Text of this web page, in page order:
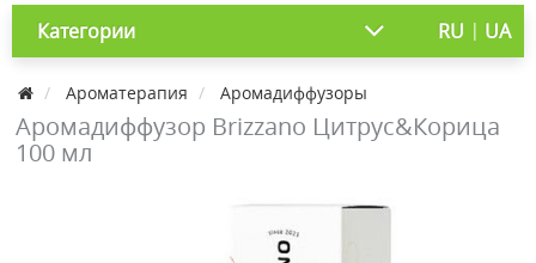
Категории RU | UA
Ароматерапия Аромадиффузоры
Аромадиффузор Brizzano Цитрус&Корица
100 мл